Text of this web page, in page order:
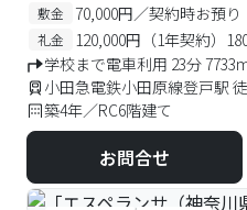
敷金 70,000円／契約時お預り
礼金
120,000円（1年契約）
学校まで電車利用 23分
小田急電鉄小田原線登戸駅
築4年／RC6階建て
お問合せ